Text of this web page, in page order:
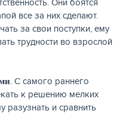
Они боятся
все за них сделают.
за свои поступки, ему
трудности во взрослой
. С самого раннего
к решению мелких
и сравнить